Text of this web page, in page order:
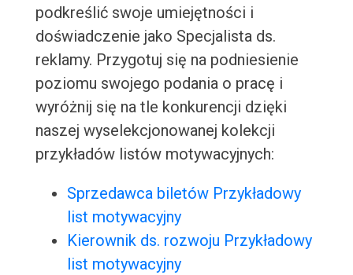
podkreślić swoje umiejętności i
doświadczenie jako Specjalista ds.
reklamy. Przygotuj się na podniesienie
poziomu swojego podania o pracę i
wyróżnij się na tle konkurencji dzięki
naszej wyselekcjonowanej kolekcji
przykładów listów motywacyjnych:
Sprzedawca biletów Przykładowy
list motywacyjny
Kierownik ds. rozwoju Przykładowy
list motywacyjny